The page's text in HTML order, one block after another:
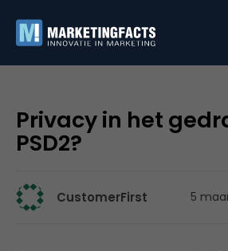
Privacy in het
PSD2?
CustomerFirst 5